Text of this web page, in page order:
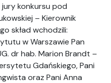
jury konkursu pod
– Kierownik
skład wchodzili:
w Warszawie Pan
dr hab. Marion Brandt –
Gdańskiego, Pani
oraz Pani Anna